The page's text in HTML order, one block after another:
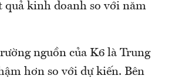
quả kinh doanh so với năm
nguồn của K6 là Trung
hơn so với dự kiến. Bên